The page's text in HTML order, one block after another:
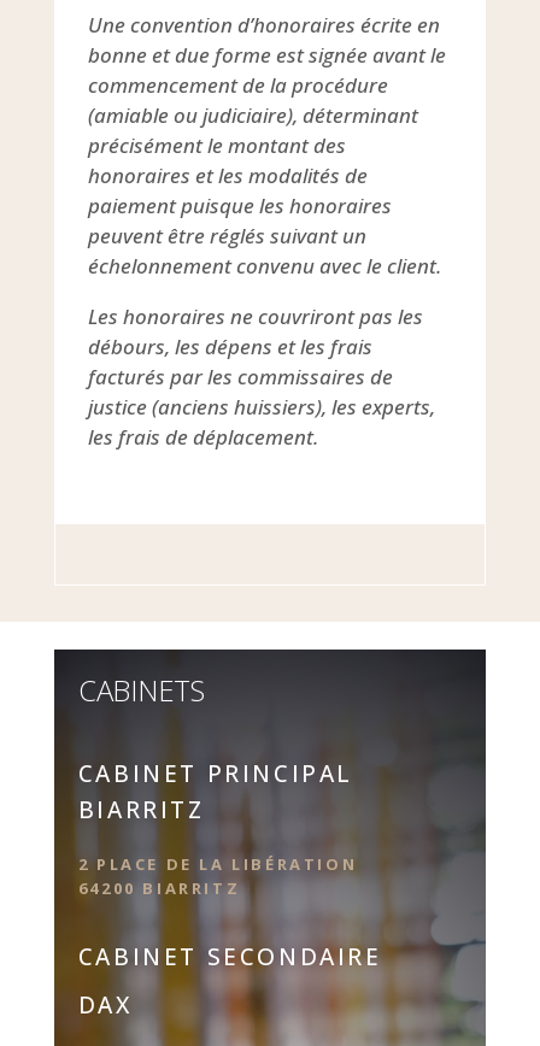
Une convention d’honoraires écrite en
bonne et due forme est signée avant le
commencement de la procédure
(amiable ou judiciaire), déterminant
précisément le montant des
honoraires et les modalités de
paiement puisque les honoraires
peuvent être réglés suivant un
échelonnement convenu avec le client.
Les honoraires ne couvriront pas les
débours, les dépens et les frais
facturés par les commissaires de
justice (anciens huissiers), les experts,
les frais de déplacement.
CABINETS
CABINET PRINCIPAL
BIARRITZ
2 PLACE DE LA LIBÉRATION
64200 BIARRITZ
CABINET SECONDAIRE
DAX